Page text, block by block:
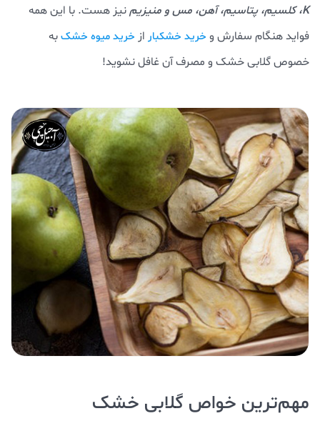
K، کلسیم، پتاسیم، آهن، مس و منیزیم
نیز هست. با این همه
فواید هنگام سفارش و خرید خشکبار از خرید میوه خشکبه
خصوص گلابی خشک و مصرف آن غافل نشوید!
مهم‌ترین خواص گلابی خشک